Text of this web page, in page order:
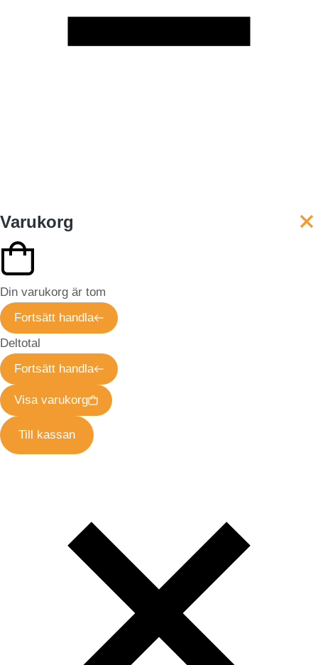
Varukorg
Din varukorg är tom
Fortsätt handla
Deltotal
Fortsätt handla
Visa varukorg
Till kassan